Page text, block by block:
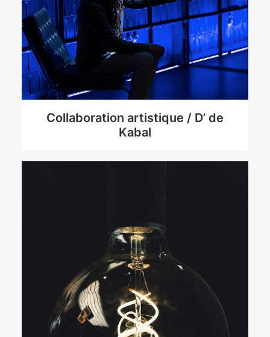
Collaboration artistique / D’ de
Kabal